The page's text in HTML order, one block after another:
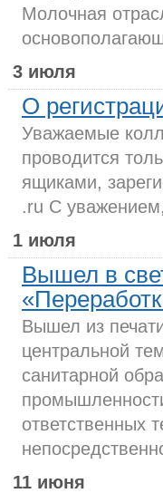
Молочная
3 июля
О
Уважаемые
проводится
ящиками,
.ru С
1 июля
Вышел в
Вышел из
центральной
санитарной
ответственных
11 июня